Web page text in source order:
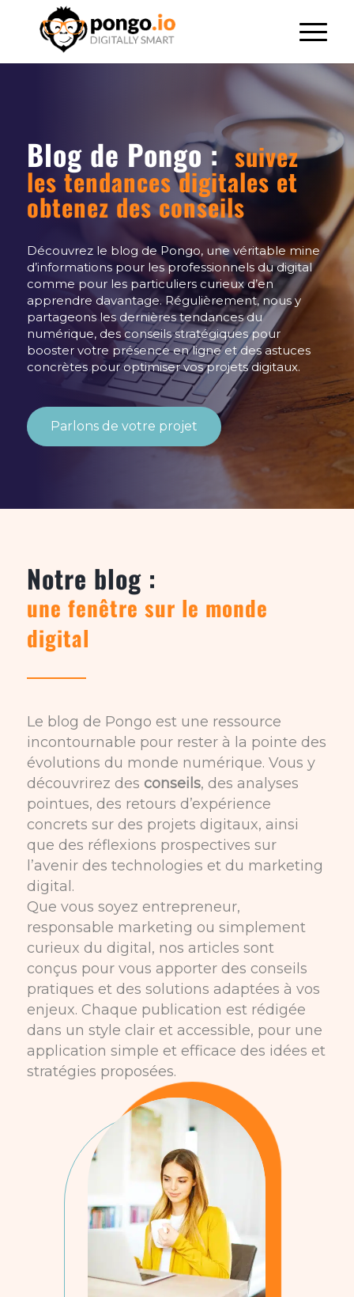
Blog de Pongo : suivez
les tendances digitales et
obtenez des conseils
Découvrez le blog de Pongo, une véritable mine
d’informations pour les professionnels du digital
comme pour les particuliers curieux d’en
apprendre davantage. Régulièrement, nous y
partageons les dernières tendances du
numérique, des conseils stratégiques pour
booster votre présence en ligne et des astuces
concrètes pour optimiser vos projets digitaux.
Parlons de votre projet
Notre blog :
une fenêtre sur le monde
digital
Le blog de Pongo est une ressource
incontournable pour rester à la pointe des
évolutions du monde numérique. Vous y
découvrirez des conseils, des analyses
pointues, des retours d’expérience
concrets sur des projets digitaux, ainsi
que des réflexions prospectives sur
l’avenir des technologies et du marketing
digital.
Que vous soyez entrepreneur,
responsable marketing ou simplement
curieux du digital, nos articles sont
conçus pour vous apporter des conseils
pratiques et des solutions adaptées à vos
enjeux. Chaque publication est rédigée
dans un style clair et accessible, pour une
application simple et efficace des idées et
stratégies proposées.